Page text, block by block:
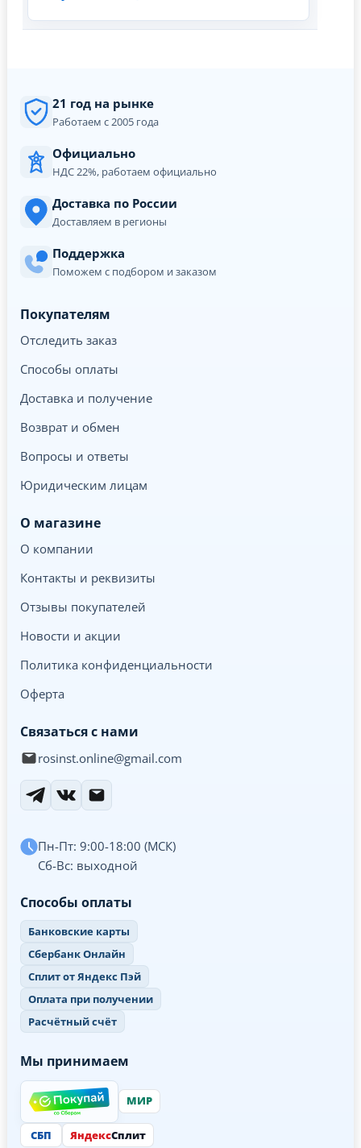
21 год на рынке
Работаем с 2005 года
Официально
НДС 22%, работаем официально
Доставка по России
Доставляем в регионы
Поддержка
Поможем с подбором и заказом
Покупателям
Отследить заказ
Способы оплаты
Доставка и получение
Возврат и обмен
Вопросы и ответы
Юридическим лицам
О магазине
О компании
Контакты и реквизиты
Отзывы покупателей
Новости и акции
Политика конфиденциальности
Оферта
Связаться с нами
rosinst.online@gmail.com
Пн-Пт: 9:00-18:00 (МСК)
Сб-Вс: выходной
Способы оплаты
Банковские карты
Сбербанк Онлайн
Сплит от Яндекс Пэй
Оплата при получении
Расчётный счёт
Мы принимаем
МИР
СБП ЯндексСплит